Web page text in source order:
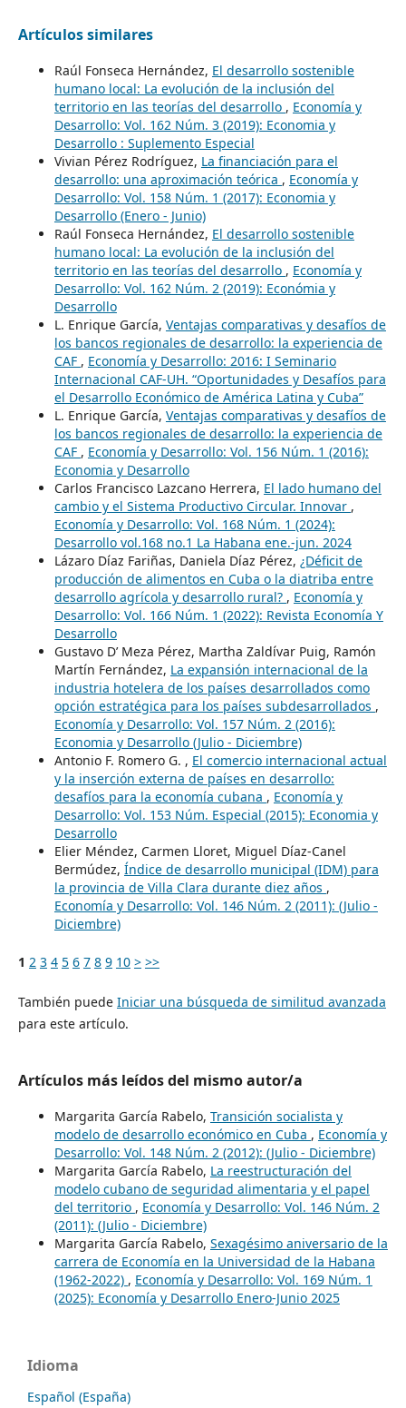
Artículos similares
Raúl Fonseca Hernández, El desarrollo sostenible
humano local: La evolución de la inclusión del
territorio en las teorías del desarrollo , Economía y
Desarrollo: Vol. 162 Núm. 3 (2019): Economia y
Desarrollo : Suplemento Especial
Vivian Pérez Rodríguez, La financiación para el
desarrollo: una aproximación teórica , Economía y
Desarrollo: Vol. 158 Núm. 1 (2017): Economia y
Desarrollo (Enero - Junio)
Raúl Fonseca Hernández, El desarrollo sostenible
humano local: La evolución de la inclusión del
territorio en las teorías del desarrollo , Economía y
Desarrollo: Vol. 162 Núm. 2 (2019): Económia y
Desarrollo
L. Enrique García, Ventajas comparativas y desafíos de
los bancos regionales de desarrollo: la experiencia de
CAF , Economía y Desarrollo: 2016: I Seminario
Internacional CAF-UH. “Oportunidades y Desafíos para
el Desarrollo Económico de América Latina y Cuba”
L. Enrique García, Ventajas comparativas y desafíos de
los bancos regionales de desarrollo: la experiencia de
CAF , Economía y Desarrollo: Vol. 156 Núm. 1 (2016):
Economia y Desarrollo
Carlos Francisco Lazcano Herrera, El lado humano del
cambio y el Sistema Productivo Circular. Innovar ,
Economía y Desarrollo: Vol. 168 Núm. 1 (2024):
Desarrollo vol.168 no.1 La Habana ene.-jun. 2024
Lázaro Díaz Fariñas, Daniela Díaz Pérez, ¿Déficit de
producción de alimentos en Cuba o la diatriba entre
desarrollo agrícola y desarrollo rural? , Economía y
Desarrollo: Vol. 166 Núm. 1 (2022): Revista Economía Y
Desarrollo
Gustavo D’ Meza Pérez, Martha Zaldívar Puig, Ramón
Martín Fernández, La expansión internacional de la
industria hotelera de los países desarrollados como
opción estratégica para los países subdesarrollados ,
Economía y Desarrollo: Vol. 157 Núm. 2 (2016):
Economia y Desarrollo (Julio - Diciembre)
Antonio F. Romero G. , El comercio internacional actual
y la inserción externa de países en desarrollo:
desafíos para la economía cubana , Economía y
Desarrollo: Vol. 153 Núm. Especial (2015): Economia y
Desarrollo
Elier Méndez, Carmen Lloret, Miguel Díaz-Canel
Bermúdez, Índice de desarrollo municipal (IDM) para
la provincia de Villa Clara durante diez años ,
Economía y Desarrollo: Vol. 146 Núm. 2 (2011): (Julio -
Diciembre)
1 2 3 4 5 6 7 8 9 10 > >>
También puede Iniciar una búsqueda de similitud avanzada
para este artículo.
Artículos más leídos del mismo autor/a
Margarita García Rabelo, Transición socialista y
modelo de desarrollo económico en Cuba , Economía y
Desarrollo: Vol. 148 Núm. 2 (2012): (Julio - Diciembre)
Margarita García Rabelo, La reestructuración del
modelo cubano de seguridad alimentaria y el papel
del territorio , Economía y Desarrollo: Vol. 146 Núm. 2
(2011): (Julio - Diciembre)
Margarita García Rabelo, Sexagésimo aniversario de la
carrera de Economía en la Universidad de la Habana
(1962-2022) , Economía y Desarrollo: Vol. 169 Núm. 1
(2025): Economía y Desarrollo Enero-Junio 2025
Idioma
Español (España)